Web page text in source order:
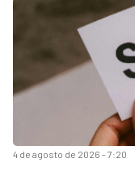
4 de agosto de 2026 - 7:20